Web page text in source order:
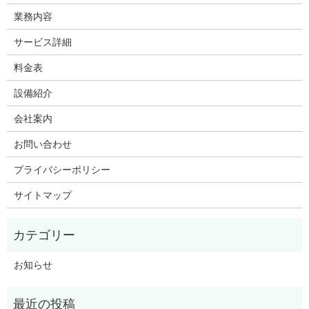
業務内容
サービス詳細
料金表
設備紹介
会社案内
お問い合わせ
プライバシーポリシー
サイトマップ
お知らせ